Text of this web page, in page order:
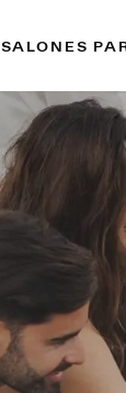
SALONES